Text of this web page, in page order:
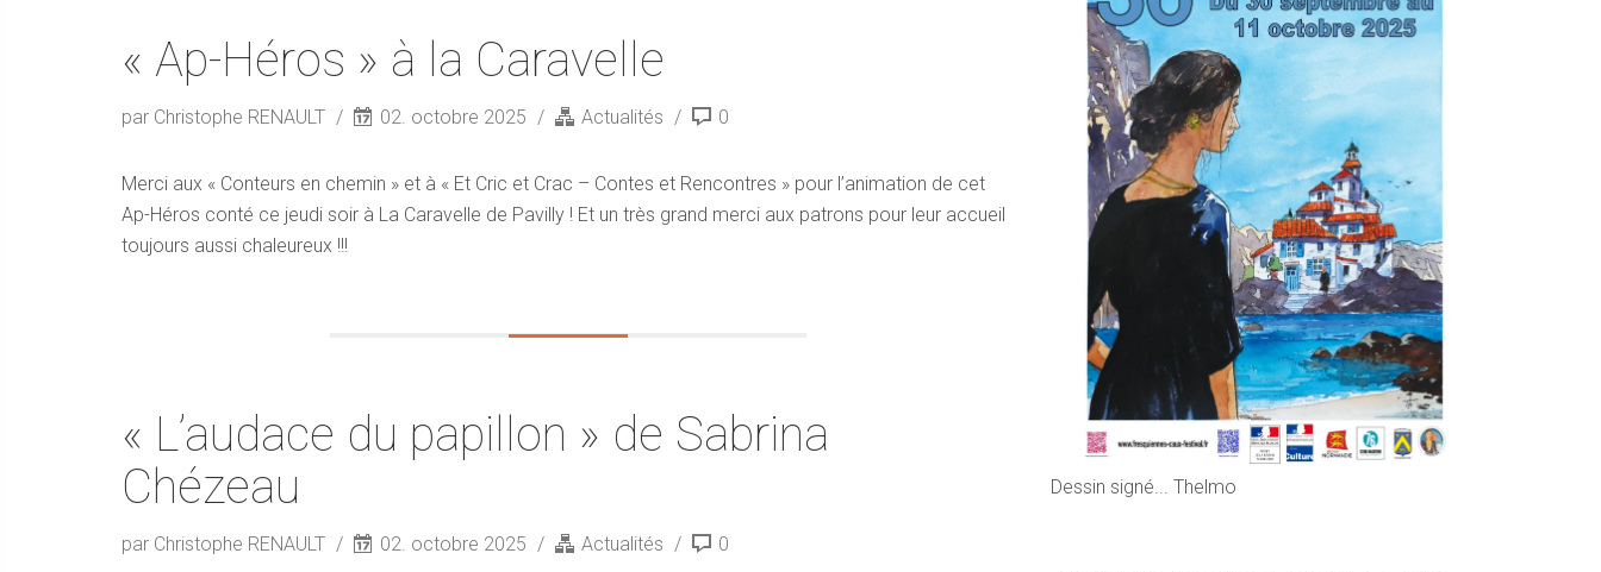
« Ap-Héros » à la Caravelle
par Christophe RENAULT 02. octobre 2025 Actualités 0
Merci aux « Conteurs en chemin » et à « Et Cric et Crac – Contes et Rencontres » pour l’animation de cet
Ap-Héros conté ce jeudi soir à La Caravelle de Pavilly ! Et un très grand merci aux patrons pour leur accueil
toujours aussi chaleureux !!!
« L’audace du papillon » de Sabrina
Chézeau
par Christophe RENAULT 02. octobre 2025 Actualités 0
Dessin signé... Thelmo